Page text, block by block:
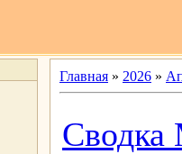
Главная » 2026 »